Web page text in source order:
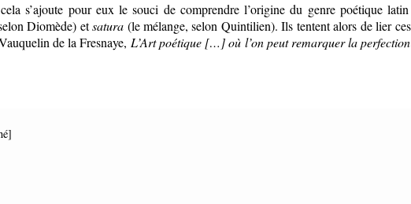
s’ajoute pour eux le souci de comprendre l’origine du genre poétique
Diomède) etsatura (le mélange, selon Quintilien). Ils tentent alors de lier
de la Fresnaye, L’Art poétique […] où l’on peut remarquer la